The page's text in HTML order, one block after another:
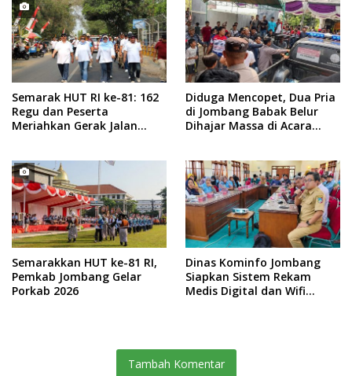
Semarak HUT RI ke-81: 162
Regu dan Peserta
Meriahkan Gerak Jalan
Diduga Mencopet, Dua Pria
di Jombang Babak Belur
Dihajar Massa di Acara
Semarakkan HUT ke-81 RI,
Pemkab Jombang Gelar
Porkab 2026
Dinas Kominfo Jombang
Siapkan Sistem Rekam
Medis Digital dan Wifi
Tambah Komentar